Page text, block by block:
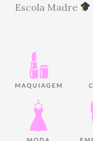
Escola Madre